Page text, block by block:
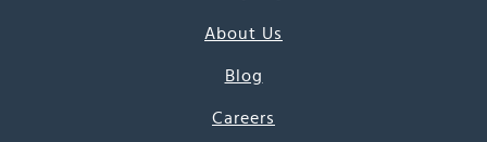
About Us
Blog
Careers